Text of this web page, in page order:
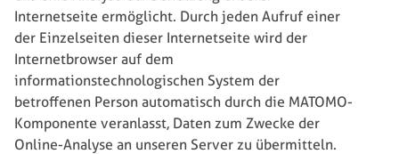
Internetseite ermöglicht. Durch jeden Aufruf einer
der Einzelseiten dieser Internetseite wird der
Internetbrowser auf dem
informationstechnologischen System der
betroffenen Person automatisch durch die MATOMO-
Komponente veranlasst, Daten zum Zwecke der
Online-Analyse an unseren Server zu übermitteln.